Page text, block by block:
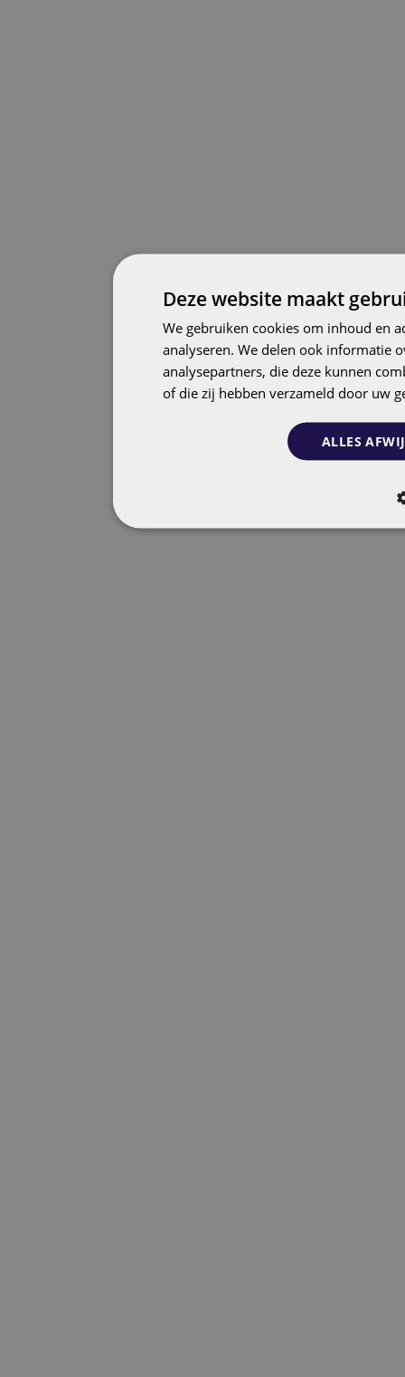
Deze website maakt
We gebruiken cookies om inhoud en
analyseren. We delen ook informatie
analysepartners, die deze kunnen
of die zij hebben verzameld door uw
ALLES